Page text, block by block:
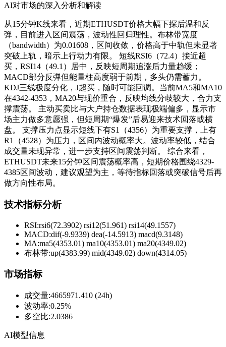
AI对市场的深入分析和解读
从15分钟K线来看，近期ETHUSDT价格大幅下探后温和反
弹，目前进入区间震荡，波动性回归理性。布林带宽度
（bandwidth）为0.01608，区间收敛，价格高于中轨但未显著
突破上轨，暗示上行动力有限。 短线RSI6（72.4）接近超
买，RSI14（49.1）居中，反映短周期追涨后力量趋缓；
MACD部分反弹但能量柱高度弱于前期，多头仍需蓄力。
KDJ三线极度分化，J超买，随时可能回调。当前MA5和MA10
在4342-4353，MA20与现价重合，反映均线分歧较大，合力支
撑震荡。 主动买卖比与大户持仓数据表现极端偏多，显示市
场主力做多意愿强，但短周期“爆发”后易迎来技术回落或横
盘。 支撑压力点显示短线下有S1（4356）为重要支撑，上有
R1（4528）为压力，区间内波动概率大。波动率较低，结合
成交量未现异常，进一步支持区间震荡判断。 综合来看，
ETHUSDT未来15分钟区间震荡概率高，短期价格围绕4329-
4385区间波动，建议观望为主，等待指标回落或突破信号后再
做方向性布局。
技术指标分析
RSI:rsi6(72.3902) rsi12(51.961) rsi14(49.1557)
MACD:dif(-9.9339) dea(-14.5913) macd(9.3148)
MA:ma5(4353.01) ma10(4353.01) ma20(4349.02)
布林带:up(4383.99) mid(4349.02) down(4314.05)
市场指标
成交量:4665971.410 (24h)
波动率:0.25%
多空比:2.0386
AI模型信息